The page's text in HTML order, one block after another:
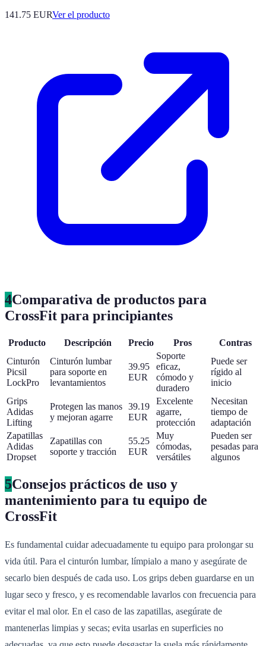
141.75 EURVer el producto
4Comparativa de productos para
CrossFit para principiantes
Producto Descripción Precio Pros
Contras
Cinturón
Picsil
LockPro
Cinturón lumbar
para soporte en
levantamientos
39.95
EUR
Soporte
eficaz,
cómodo y
duradero
Puede ser
rígido al
inicio
Grips
Adidas
Lifting
Protegen las manos
y mejoran agarre
39.19
EUR
Excelente
agarre,
protección
Necesitan
tiempo de
adaptación
Zapatillas
Adidas
Dropset
Zapatillas con
soporte y tracción
55.25
EUR
Muy
cómodas,
versátiles
Pueden ser
pesadas para
algunos
5Consejos prácticos de uso y
mantenimiento para tu equipo de
CrossFit
Es fundamental cuidar adecuadamente tu equipo para prolongar su
vida útil. Para el cinturón lumbar, límpialo a mano y asegúrate de
secarlo bien después de cada uso. Los grips deben guardarse en un
lugar seco y fresco, y es recomendable lavarlos con frecuencia para
evitar el mal olor. En el caso de las zapatillas, asegúrate de
mantenerlas limpias y secas; evita usarlas en superficies no